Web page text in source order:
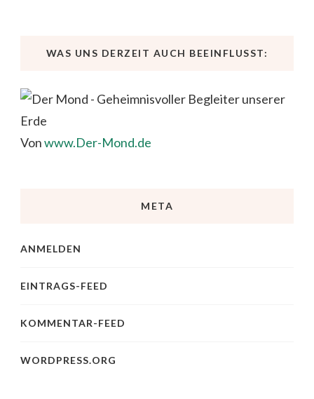
WAS UNS DERZEIT AUCH BEEINFLUSST:
Vonwww.Der-Mond.de
META
ANMELDEN
EINTRAGS-FEED
KOMMENTAR-FEED
WORDPRESS.ORG